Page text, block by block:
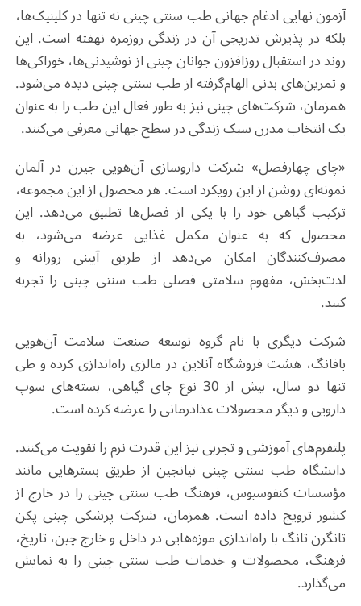
آزمون نهایی ادغام جهانی طب سنتی چینی نه تنها در کلینیک‌ها،
بلکه در پذیرش تدریجی آن در زندگی روزمره نهفته است. این
روند در استقبال روزافزون جوانان چینی از نوشیدنی‌ها، خوراکی‌ها
و تمرین‌های بدنی الهام‌گرفته از طب سنتی چینی دیده می‌شود.
همزمان، شرکت‌های چینی نیز به طور فعال این طب را به عنوان
یک انتخاب مدرن سبک زندگی در سطح جهانی معرفی می‌کنند.
«چای چهارفصل» شرکت داروسازی آن‌هویی جیرن در آلمان
نمونه‌ای روشن از این رویکرد است. هر محصول از این مجموعه،
ترکیب گیاهی خود را با یکی از فصل‌ها تطبیق می‌دهد. این
محصول که به عنوان مکمل غذایی عرضه می‌شود، به
مصرف‌کنندگان امکان می‌دهد از طریق آیینی روزانه و
لذت‌بخش، مفهوم سلامتی فصلی طب سنتی چینی را تجربه
کنند.
شرکت دیگری با نام گروه توسعه صنعت سلامت آن‌هویی
بافانگ، هشت فروشگاه آنلاین در مالزی راه‌اندازی کرده و طی
تنها دو سال، بیش از 30 نوع چای گیاهی، بسته‌های سوپ
دارویی و دیگر محصولات غذادرمانی را عرضه کرده است.
پلتفرم‌های آموزشی و تجربی نیز این قدرت نرم را تقویت می‌کنند.
دانشگاه طب سنتی چینی تیانجین از طریق بسترهایی مانند
مؤسسات کنفوسیوس، فرهنگ طب سنتی چینی را در خارج از
کشور ترویج داده است. همزمان، شرکت پزشکی چینی پکن
تانگرن تانگ با راه‌اندازی موزه‌هایی در داخل و خارج چین، تاریخ،
فرهنگ، محصولات و خدمات طب سنتی چینی را به نمایش
می‌گذارد.